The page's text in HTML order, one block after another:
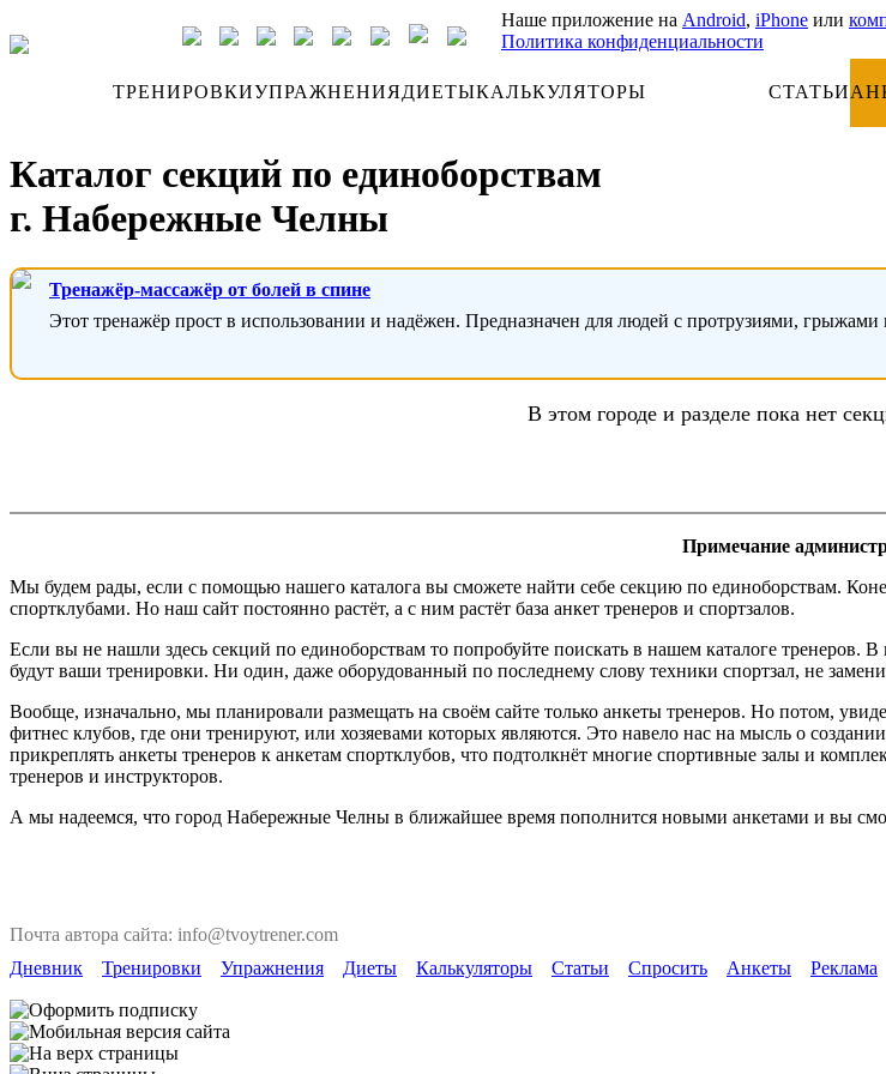
Наше приложение на Android, iPhone или
Политика конфиденциальности
ТРЕНИРОВКИУПРАЖНЕНИЯДИЕТЫКАЛЬКУЛЯТОРЫ СТАТЬИ
Каталог секций по единоборствам
г. Набережные Челны
Тренажёр-массажёр от болей в спине
Этот тренажёр прост в использовании и надёжен. Предназначен для людей с протрузиями, грыжами
В этом городе и разделе пока нет
Примечание
Мы будем рады, если с помощью нашего каталога вы сможете найти себе секцию по единоборствам.
спортклубами. Но наш сайт постоянно растёт, а с ним растёт база анкет тренеров и спортзалов.
Если вы не нашли здесь секций по единоборствам то попробуйте поискать в нашем каталоге
будут ваши тренировки. Ни один, даже оборудованный по последнему слову техники спортзал, не
Вообще, изначально, мы планировали размещать на своём сайте только анкеты тренеров. Но потом,
фитнес клубов, где они тренируют, или хозяевами которых являются. Это навело нас на мысль о
прикреплять анкеты тренеров к анкетам спортклубов, что подтолкнёт многие спортивные залы и
тренеров и инструкторов.
А мы надеемся, что город Набережные Челны в ближайшее время пополнится новыми анкетами и вы
Почта автора сайта: info@tvoytrener.com
Дневник
Тренировки Упражнения Диеты Калькуляторы Статьи Спросить Анкеты Реклама